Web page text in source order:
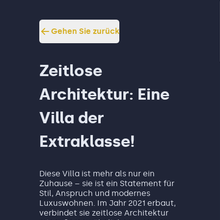
Gehen Sie zurück
Zeitlose
Architektur: Eine
Villa der
Extraklasse!
Diese Villa ist mehr als nur ein
Zuhause – sie ist ein Statement für
Stil, Anspruch und modernes
Luxuswohnen. Im Jahr 2021 erbaut,
verbindet sie zeitlose Architektur